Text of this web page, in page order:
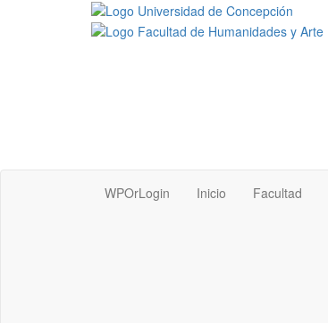
WPOrLogin Inicio Facultad